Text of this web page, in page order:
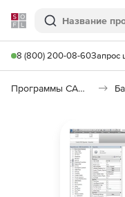
Softline
Поиск
8 (800) 200-08-60Запрос
Программы САПР и ГИС